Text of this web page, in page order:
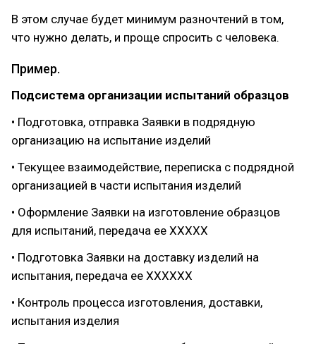
В этом случае будет минимум разночтений в том,
что нужно делать, и проще спросить с человека.
Пример.
Подсистема организации испытаний образцов
• Подготовка, отправка Заявки в подрядную
организацию на испытание изделий
• Текущее взаимодействие, переписка с подрядной
организацией в части испытания изделий
• Оформление Заявки на изготовление образцов
для испытаний, передача ее ХХХХХ
• Подготовка Заявки на доставку изделий на
испытания, передача ее ХХХХХХ
• Контроль процесса изготовления, доставки,
испытания изделия